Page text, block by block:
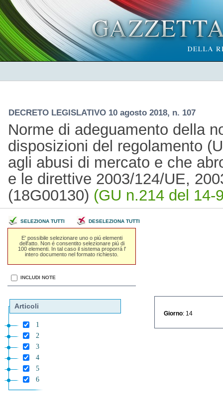
DECRETO LEGISLATIVO 10 agosto 2018, n. 107
Norme di adeguamento della
disposizioni del regolamento
agli abusi di mercato e che
e le direttive 2003/124/UE,
(18G00130) (GU n.214 del 14-
SELEZIONA TUTTI DESELEZIONA TUTTI
E' possibile selezionare uno o piú elementi
dell'atto. Non é consentito selezionare piú di
100 elementi. In tal caso il sistema proporrá l'
intero documento nel formato richiesto.
INCLUDI NOTE
Articoli
1
2
3
4
5
6
Giorno : 14